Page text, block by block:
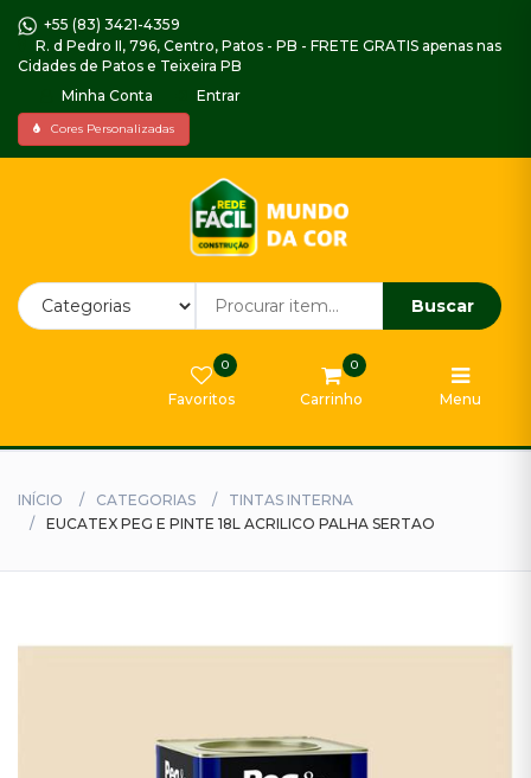
+55 (83) 3421-4359
R. d Pedro II, 796, Centro, Patos - PB - FRETE GRATIS apenas nas
Cidades de Patos e Teixeira PB
Minha Conta
Entrar
Cores Personalizadas
Buscar
Favoritos
0
Carrinho
0
Menu
Home
Piso
Impermeabilizantes,
e
Selador
Tintas
Externa
Tintas
INÍCIO CATEGORIAS
TINTAS INTERNA
EUCATEX PEG E PINTE 18L ACRILICO PALHA SERTAO